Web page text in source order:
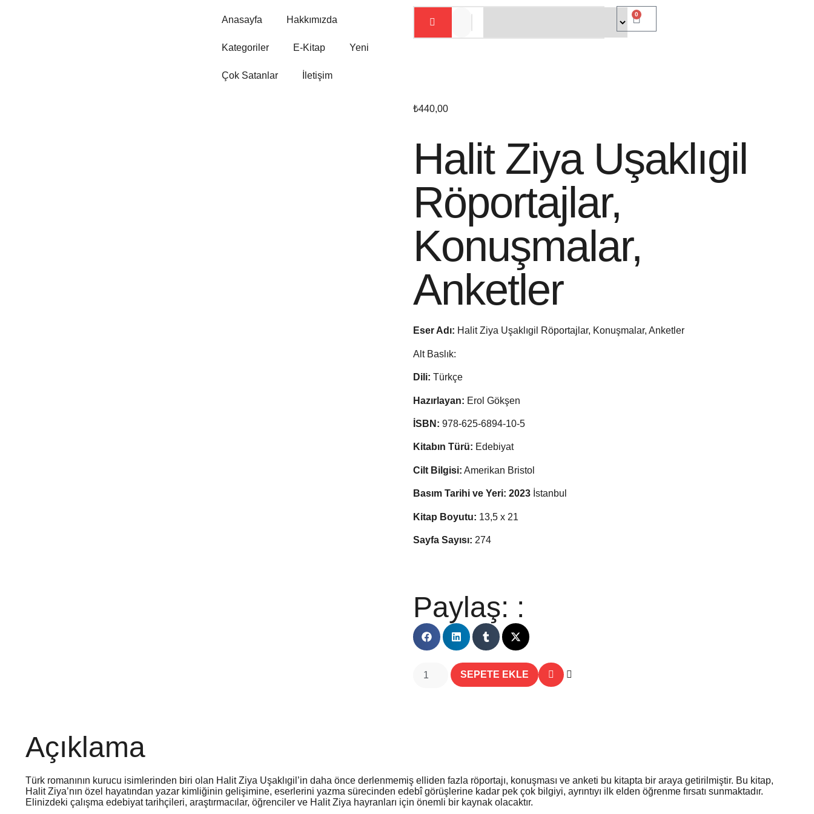
Anasayfa Hakkımızda
Kategoriler E-Kitap Yeni
Çok Satanlar İletişim
0
₺440,00
Halit Ziya Uşaklıgil
Röportajlar,
Konuşmalar,
Anketler
Eser Adı: Halit Ziya Uşaklıgil Röportajlar, Konuşmalar, Anketler
Alt Baslık:
Dili: Türkçe
Hazırlayan: Erol Gökşen
İSBN: 978-625-6894-10-5
Kitabın Türü: Edebiyat
Cilt Bilgisi: Amerikan Bristol
Basım Tarihi ve Yeri: 2023 İstanbul
Kitap Boyutu: 13,5 x 21
Sayfa Sayısı: 274
Paylaş: :
SEPETE EKLE
Açıklama
Türk romanının kurucu isimlerinden biri olan Halit Ziya Uşaklıgil’in daha önce derlenmemiş elliden fazla röportajı, konuşması ve anketi bu kitapta bir araya getirilmiştir. Bu kitap,
Halit Ziya’nın özel hayatından yazar kimliğinin gelişimine, eserlerini yazma sürecinden edebî görüşlerine kadar pek çok bilgiyi, ayrıntıyı ilk elden öğrenme fırsatı sunmaktadır.
Elinizdeki çalışma edebiyat tarihçileri, araştırmacılar, öğrenciler ve Halit Ziya hayranları için önemli bir kaynak olacaktır.